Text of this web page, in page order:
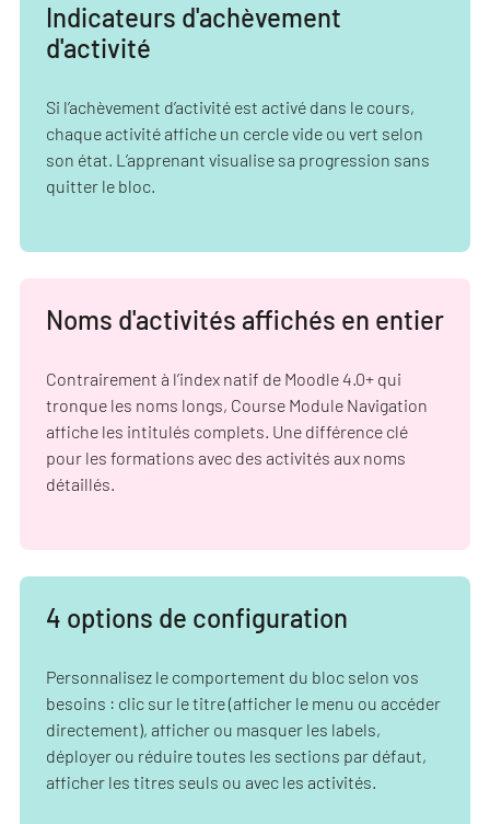
Indicateurs d'achèvement
d'activité
Si l’achèvement d’activité est activé dans le cours,
chaque activité affiche un cercle vide ou vert selon
son état. L’apprenant visualise sa progression sans
quitter le bloc.
Noms d'activités affichés en entier
Contrairement à l’index natif de Moodle 4.0+ qui
tronque les noms longs, Course Module Navigation
affiche les intitulés complets. Une différence clé
pour les formations avec des activités aux noms
détaillés.
4 options de configuration
Personnalisez le comportement du bloc selon vos
besoins : clic sur le titre (afficher le menu ou accéder
directement), afficher ou masquer les labels,
déployer ou réduire toutes les sections par défaut,
afficher les titres seuls ou avec les activités.